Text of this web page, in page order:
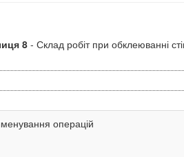
8 - Склад робіт при обклеюванні
операцій